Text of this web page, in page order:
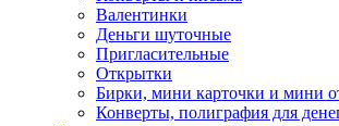
Валентинки
Деньги шуточные
Пригласительные
Открытки
Бирки, мини карточки и мини
Конверты, полиграфия для